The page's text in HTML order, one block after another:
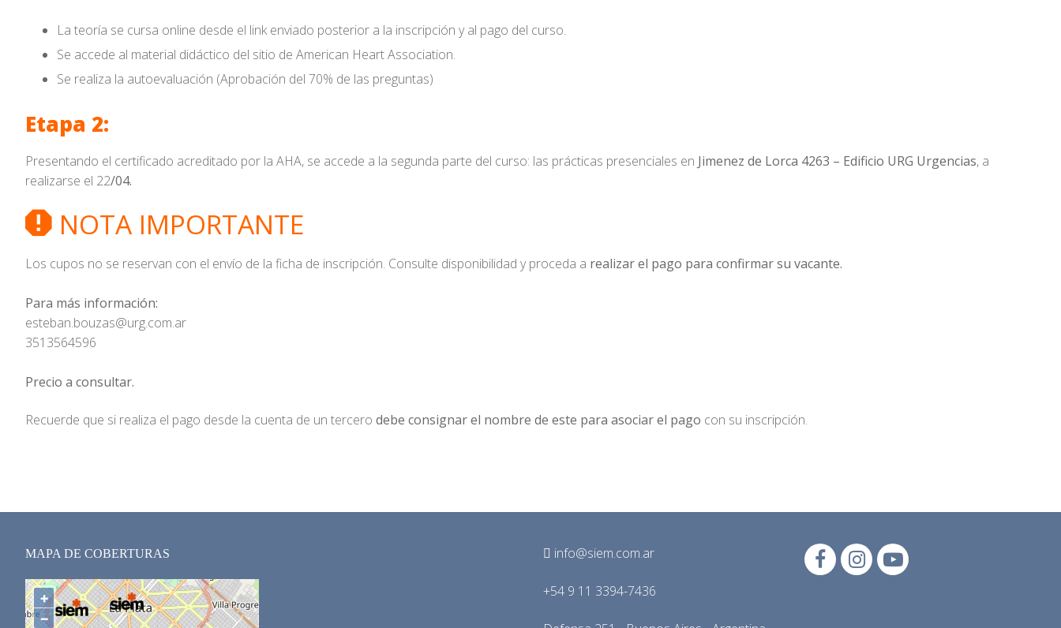
La teoría se cursa online desde el link enviado posterior a la inscripción y al pago del curso.
Se accede al material didáctico del sitio de American Heart Association.
Se realiza la autoevaluación (Aprobación del 70% de las preguntas)
Etapa 2:
Presentando el certificado acreditado por la AHA, se accede a la segunda parte del curso: las prácticas presenciales en Jimenez de Lorca 4263 – Edificio URG Urgencias, a
realizarse el 22/04.
NOTA IMPORTANTE
Los cupos no se reservan con el envío de la ficha de inscripción. Consulte disponibilidad y proceda a realizar el pago para confirmar su vacante.
Para más información:
esteban.bouzas@urg.com.ar
3513564596
Precio a consultar.
Recuerde que si realiza el pago desde la cuenta de un tercero debe consignar el nombre de este para asociar el pago con su inscripción.
MAPA DE COBERTURAS info@siem.com.ar
+54 9 11 3394-7436